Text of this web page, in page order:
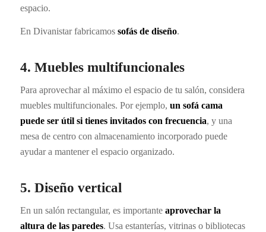
espacio.
En Divanistar fabricamos sofás de diseño.
4. Muebles multifuncionales
Para aprovechar al máximo el espacio de tu salón, considera
muebles multifuncionales. Por ejemplo, un sofá cama
puede ser útil si tienes invitados con frecuencia, y una
mesa de centro con almacenamiento incorporado puede
ayudar a mantener el espacio organizado.
5. Diseño vertical
En un salón rectangular, es importanteaprovechar la
altura de las paredes. Usa estanterías, vitrinas o bibliotecas